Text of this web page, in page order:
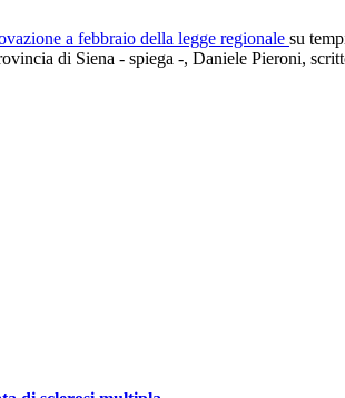
a febbraio della legge regionale su
di Siena - spiega -, Daniele Pieroni,